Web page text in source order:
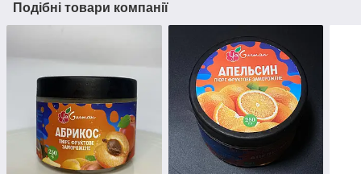
Подібні товари компанії